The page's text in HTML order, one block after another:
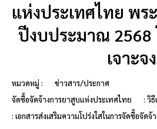
แห่งประเทศไทย พร
ปีงบประมาณ 2568
เจาะจง
หมวดหมู่ :
ข่าวสาร/ประกาศ
จัดซื้อจัดจ้างการยาสูบแห่งประเทศไทย
: วิธี
: เอกสารส่งเสริมความโปร่งใสในการจัดซื้อจัดจ้า